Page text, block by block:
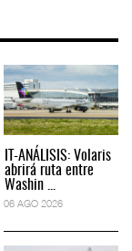
IT-ANÁLISIS: Volaris
abrirá ruta entre
Washin ...
06 AGO 2026